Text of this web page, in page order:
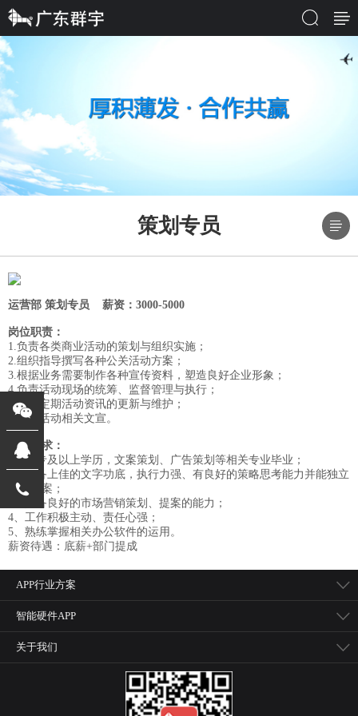
策划专员
运营部 策划专员 薪资：3000-5000
岗位职责：
1.负责各类商业活动的策划与组织实施；
2.组织指导撰写各种公关活动方案；
3.根据业务需要制作各种宣传资料，塑造良好企业形象；
4.负责活动现场的统筹、监督管理与执行；
5.执行定期活动资讯的更新与维护；
6.设计活动相关文宣。
岗位要求：
1、大专及以上学历，文案策划、广告策划等相关专业毕业；
2、具备上佳的文字功底，执行力强、有良好的策略思考能力并能独立
撰写方案；
3、具备良好的市场营销策划、提案的能力；
4、工作积极主动、责任心强；
5、熟练掌握相关办公软件的运用。
薪资待遇：底薪+部门提成
APP行业方案
智能硬件APP
关于我们